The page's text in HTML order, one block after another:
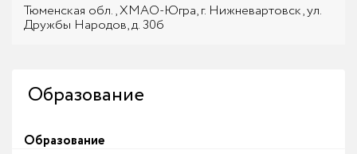
Тюменская обл., ХМАО-Югра, г. Нижневартовск, ул.
Дружбы Народов, д. 30б
Образование
Образование